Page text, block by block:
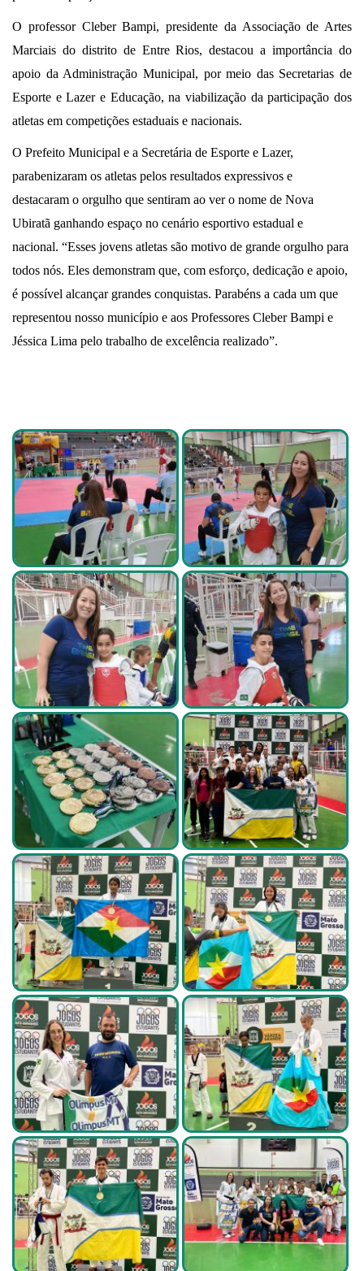
O professor Cleber Bampi, presidente da Associação de Artes
Marciais do distrito de Entre Rios, destacou a importância do
apoio da Administração Municipal, por meio das Secretarias de
Esporte e Lazer e Educação, na viabilização da participação dos
atletas em competições estaduais e nacionais.
O Prefeito Municipal e a Secretária de Esporte e Lazer,
parabenizaram os atletas pelos resultados expressivos e
destacaram o orgulho que sentiram ao ver o nome de Nova
Ubiratã ganhando espaço no cenário esportivo estadual e
nacional. “Esses jovens atletas são motivo de grande orgulho para
todos nós. Eles demonstram que, com esforço, dedicação e apoio,
é possível alcançar grandes conquistas. Parabéns a cada um que
representou nosso município e aos Professores Cleber Bampi e
Jéssica Lima pelo trabalho de excelência realizado”.